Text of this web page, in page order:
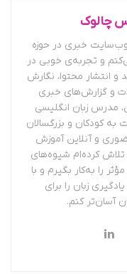
چالوک
خبری در حوزه
و تجربه‌ی خوبی در
و انتشار محتوا، نگارش
و گزارش‌های خبری
مدرس زبان انگلیسی
کودکان و بزرگسالان
و آنلاین آموزش
کرده‌ام شیوه‌های
را به‌کار بگیرم و با
زبان را برای
آسان‌تر کنم.